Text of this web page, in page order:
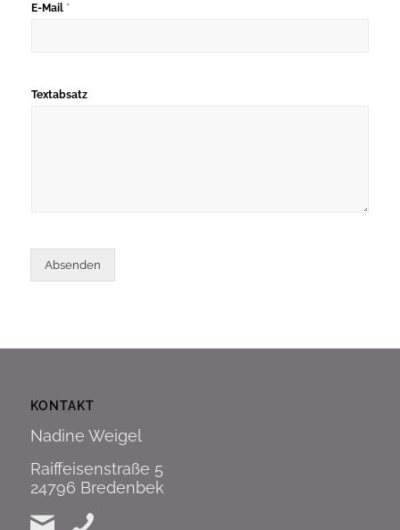
E-Mail *
Textabsatz
Absenden
KONTAKT
Nadine Weigel
Raiffeisenstraße 5
24796 Bredenbek